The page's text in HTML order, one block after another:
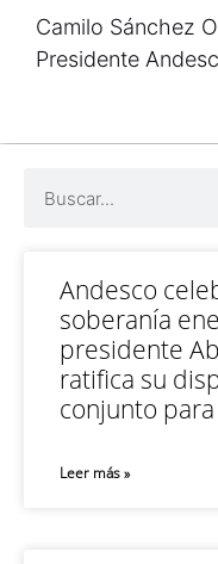
Camilo Sánchez
Presidente
Andesco
soberanía
presidente
ratifica su
conjunto
Leer más »